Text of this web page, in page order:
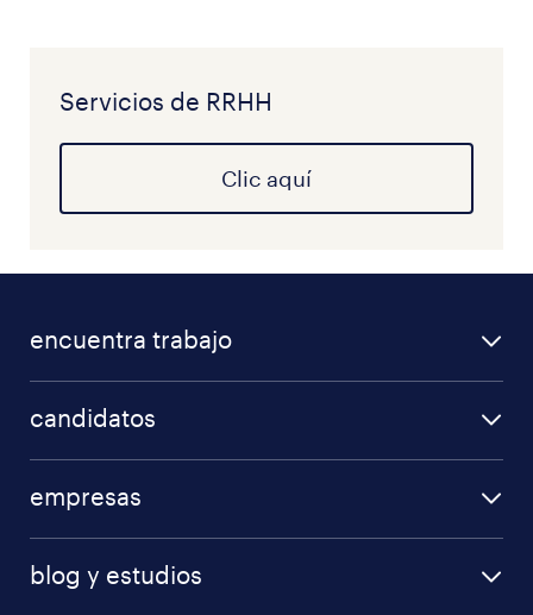
Servicios de RRHH
Clic aquí
encuentra trabajo
candidatos
empresas
blog y estudios